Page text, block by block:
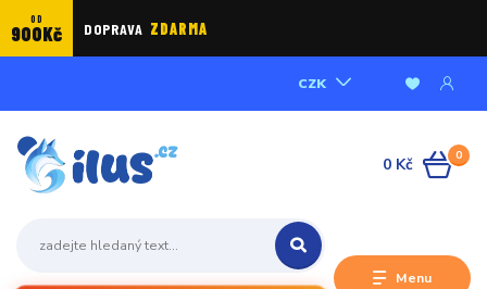
OD
900Kč DOPRAVA ZDARMA
Menu
CZK
0
0 Kč